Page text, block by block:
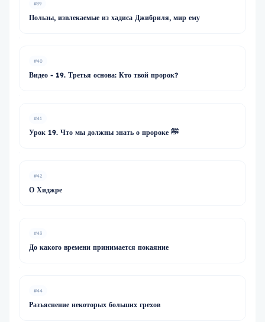
#39
Пользы, извлекаемые из хадиса Джибриля, мир ему
#40
Видео - 19. Третья основа: Кто твой пророк?
#41
Урок 19. Что мы должны знать о пророке ﷺ
#42
О Хиджре
#43
До какого времени принимается покаяние
#44
Разъяснение некоторых больших грехов